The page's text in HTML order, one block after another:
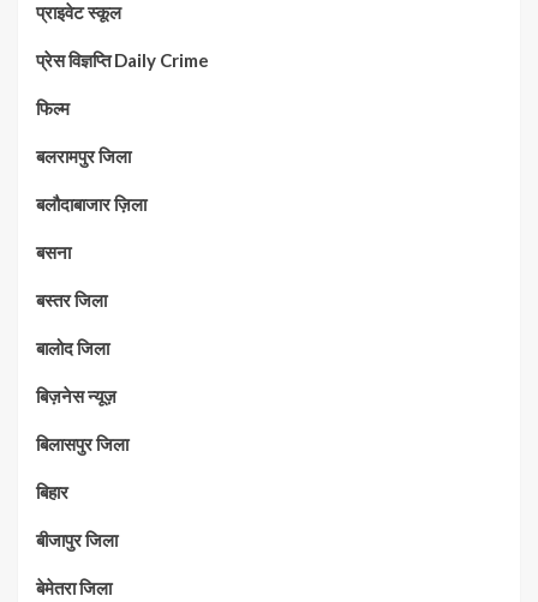
प्राइवेट स्कूल
प्रेस विज्ञप्ति Daily Crime
फिल्म
बलरामपुर जिला
बलौदाबाजार ज़िला
बसना
बस्तर जिला
बालोद जिला
बिज़नेस न्यूज़
बिलासपुर जिला
बिहार
बीजापुर जिला
बेमेतरा जिला